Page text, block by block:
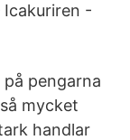
Icakuriren -
pengarna
mycket
handlar